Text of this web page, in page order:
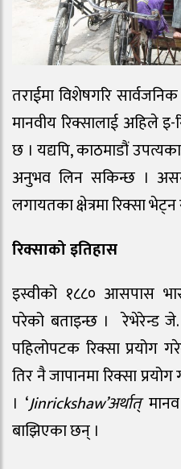
तराईमा विशेषगरि
मानवीय रिक्सालाई अहिले
छ । यद्यपि, काठमाडौं
अनुभव लिन सकिन्छ ।
लगायतका क्षेत्रमा रिक्सा
रिक्साको इतिहास
इस्वीको १८८० आसपास
परेको बताइन्छ । रेभेरेन्ड जे.
पहिलोपटक रिक्सा प्रयोग
तिर नै जापानमा रिक्सा
। ‘Jinrickshaw’अर्थात्
बाझिएका छन् ।